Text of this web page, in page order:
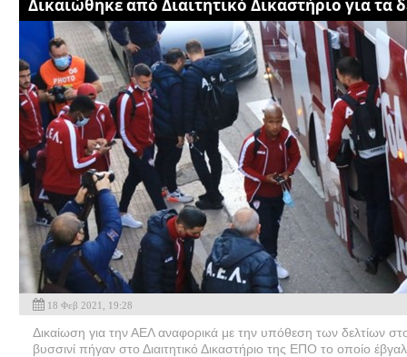
Δικαιώθηκε από Διαιτητικό Δικαστήριο για τα
18 Φεβ 2021, 19:28
Δικαίωση για την ΑΕΛ αναφορικά με την υπόθεση των δελτίων
βυσσινί πήγαν στο Διαιτητικό Δικαστήριο της ΕΠΟ το οποίο